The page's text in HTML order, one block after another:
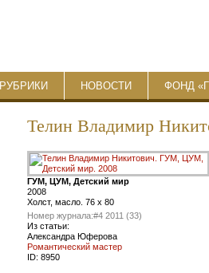
РУБРИКИ НОВОСТИ ФОНД
Телин Владимир
ГУМ, ЦУМ, Детский мир
2008
Холст, масло. 76 x 80
Номер журнала:#4 2011 (33)
Из статьи:
Александра Юферова
Романтический мастер
ID: 8950